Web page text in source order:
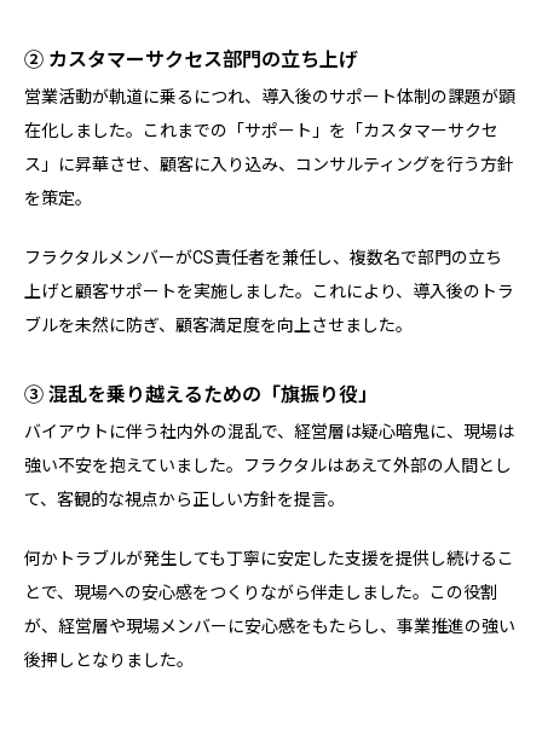
② カスタマーサクセス部門の立ち上げ
営業活動が軌道に乗るにつれ、導入後のサポート体制の課題が顕
在化しました。これまでの「サポート」を「カスタマーサクセ
ス」に昇華させ、顧客に入り込み、コンサルティングを行う方針
を策定。
フラクタルメンバーがCS責任者を兼任し、複数名で部門の立ち
上げと顧客サポートを実施しました。これにより、導入後のトラ
ブルを未然に防ぎ、顧客満足度を向上させました。
③ 混乱を乗り越えるための「旗振り役」
バイアウトに伴う社内外の混乱で、経営層は疑心暗鬼に、現場は
強い不安を抱えていました。フラクタルはあえて外部の人間とし
て、客観的な視点から正しい方針を提言。
何かトラブルが発生しても丁寧に安定した支援を提供し続けるこ
とで、現場への安心感をつくりながら伴走しました。この役割
が、経営層や現場メンバーに安心感をもたらし、事業推進の強い
後押しとなりました。